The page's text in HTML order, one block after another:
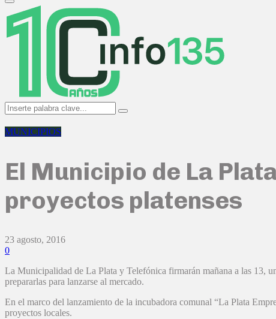
Primary
Menu
Search
for:
Search
MUNICIPIOS
El Municipio de La
proyectos platenses
23 agosto, 2016
0
La Municipalidad de La Plata y Telefónica firmarán mañana a las 13,
prepararlas para lanzarse al mercado.
En el marco del lanzamiento de la incubadora comunal “La Plata
proyectos locales.